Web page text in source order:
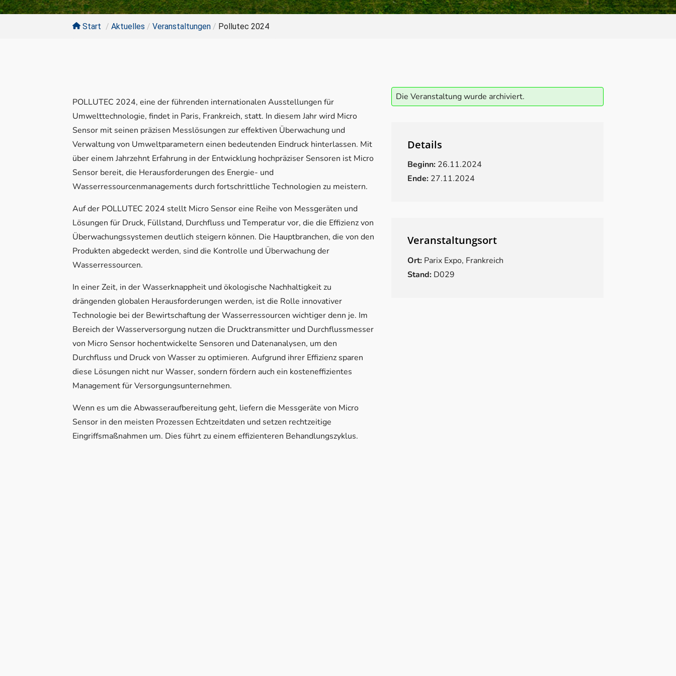
Start / Aktuelles / Veranstaltungen / Pollutec 2024
POLLUTEC 2024, eine der führenden internationalen Ausstellungen für
Umwelttechnologie, findet in Paris, Frankreich, statt. In diesem Jahr wird Micro
Sensor mit seinen präzisen Messlösungen zur effektiven Überwachung und
Verwaltung von Umweltparametern einen bedeutenden Eindruck hinterlassen. Mit
über einem Jahrzehnt Erfahrung in der Entwicklung hochpräziser Sensoren ist Micro
Sensor bereit, die Herausforderungen des Energie- und
Wasserressourcenmanagements durch fortschrittliche Technologien zu meistern.
Auf der POLLUTEC 2024 stellt Micro Sensor eine Reihe von Messgeräten und
Lösungen für Druck, Füllstand, Durchfluss und Temperatur vor, die die Effizienz von
Überwachungssystemen deutlich steigern können. Die Hauptbranchen, die von den
Produkten abgedeckt werden, sind die Kontrolle und Überwachung der
Wasserressourcen.
In einer Zeit, in der Wasserknappheit und ökologische Nachhaltigkeit zu
drängenden globalen Herausforderungen werden, ist die Rolle innovativer
Technologie bei der Bewirtschaftung der Wasserressourcen wichtiger denn je. Im
Bereich der Wasserversorgung nutzen die Drucktransmitter und Durchflussmesser
von Micro Sensor hochentwickelte Sensoren und Datenanalysen, um den
Durchfluss und Druck von Wasser zu optimieren. Aufgrund ihrer Effizienz sparen
diese Lösungen nicht nur Wasser, sondern fördern auch ein kosteneffizientes
Management für Versorgungsunternehmen.
Wenn es um die Abwasseraufbereitung geht, liefern die Messgeräte von Micro
Sensor in den meisten Prozessen Echtzeitdaten und setzen rechtzeitige
Eingriffsmaßnahmen um. Dies führt zu einem effizienteren Behandlungszyklus.
Die Veranstaltung wurde archiviert.
Details
Beginn: 26.11.2024
Ende: 27.11.2024
Veranstaltungsort
Ort: Parix Expo, Frankreich
Stand: D029